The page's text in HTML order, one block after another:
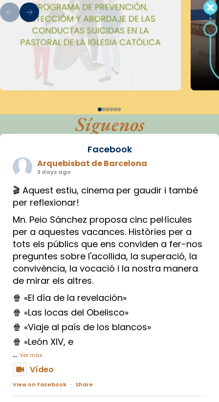
Síguenos
Facebook
Arquebisbat de Barcelona
3 days ago
🎬 Aquest estiu, cinema per gaudir i també
per reflexionar!
Mn. Peio Sánchez proposa cinc pel·lícules
per a aquestes vacances. Històries per a
tots els públics que ens conviden a fer-nos
preguntes sobre l'acollida, la superació, la
convivència, la vocació i la nostra manera
de mirar els altres.
🍿 «El día de la revelación»
🍿 «Las locas del Obelisco»
🍿 «Viaje al país de los blancos»
🍿 «León XIV, e
... Ver más
Vídeo
View on Facebook · Share